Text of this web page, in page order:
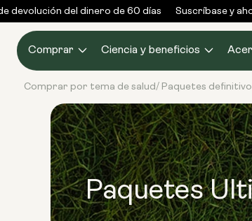
Ir al
contenido
del dinero de 60 días Suscríbase y
Comprar Ciencia y beneficios
Comprar por tema de salud/ Paquetes
Paquetes